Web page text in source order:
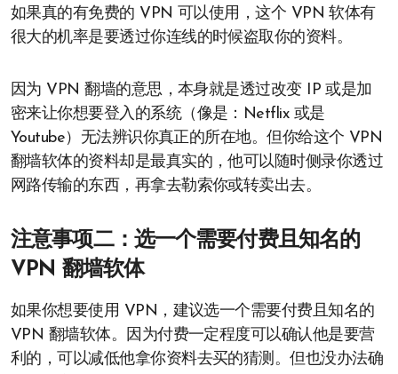
如果真的有免费的 VPN 可以使用，这个 VPN 软体有
很大的机率是要透过你连线的时候盗取你的资料。
因为 VPN 翻墙的意思，本身就是透过改变 IP 或是加
密来让你想要登入的系统（像是：Netflix 或是
Youtube）无法辨识你真正的所在地。但你给这个 VPN
翻墙软体的资料却是最真实的，他可以随时侧录你透过
网路传输的东西，再拿去勒索你或转卖出去。
注意事项二：选一个需要付费且知名的
VPN 翻墙软体
如果你想要使用 VPN，建议选一个需要付费且知名的
VPN 翻墙软体。因为付费一定程度可以确认他是要营
利的，可以减低他拿你资料去买的猜测。但也没办法确